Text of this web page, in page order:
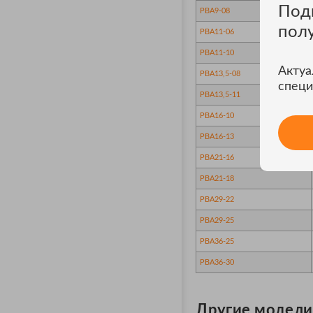
PBA9-08
PBA11-06
PBA11-10
PBA13,5-08
PBA13,5-11
PBA16-10
PBA16-13
PBA21-16
PBA21-18
PBA29-22
PBA29-25
PBA36-25
PBA36-30